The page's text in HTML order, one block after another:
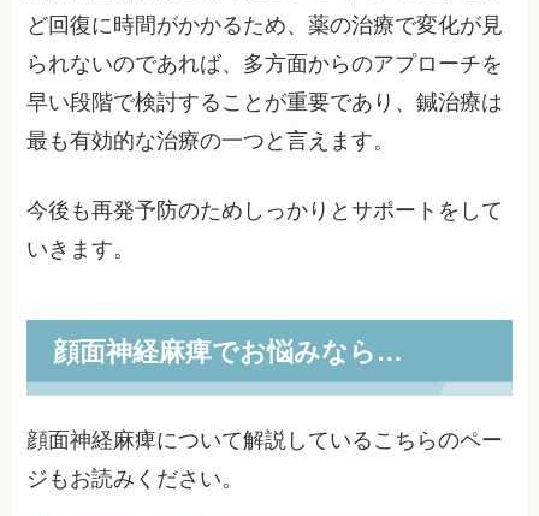
ど回復に時間がかかるため、薬の治療で変化が見
られないのであれば、多方面からのアプローチを
早い段階で検討することが重要であり、鍼治療は
最も有効的な治療の一つと言えます。
今後も再発予防のためしっかりとサポートをして
いきます。
顔面神経麻痺でお悩みなら…
顔面神経麻痺について解説しているこちらのペー
ジもお読みください。